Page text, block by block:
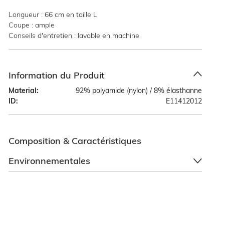
Longueur : 66 cm en taille L
Coupe : ample
Conseils d'entretien : lavable en machine
Information du Produit
Material:
92% polyamide (nylon) / 8% élasthanne
ID:
E11412012
Composition & Caractéristiques
Environnementales